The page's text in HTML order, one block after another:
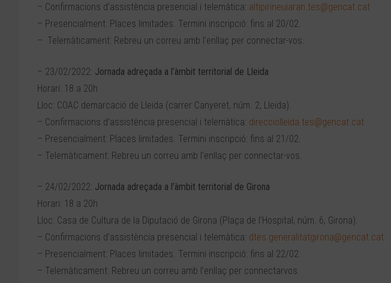
– Confirmacions d’assistència presencial i telemàtica: altipirineuiaran.tes@gencat.cat
– Presencialment: Places limitades. Termini inscripció: fins al 20/02.
– Telemàticament: Rebreu un correu amb l’enllaç per connectar-vos.
– 23/02/2022: Jornada adreçada a l’àmbit territorial de Lleida
Horari: 18 a 20h
Lloc: COAC demarcació de Lleida (carrer Canyeret, núm. 2, Lleida).
– Confirmacions d’assistència presencial i telemàtica: direcciolleida.tes@gencat.cat
– Presencialment: Places limitades. Termini inscripció: fins al 21/02.
– Telemàticament: Rebreu un correu amb l’enllaç per connectar-vos.
– 24/02/2022: Jornada adreçada a l’àmbit territorial de Girona
Horari: 18 a 20h
Lloc: Casa de Cultura de la Diputació de Girona (Plaça de l’Hospital, núm. 6, Girona).
– Confirmacions d’assistència presencial i telemàtica: dtes.generalitatgirona@gencat.cat
– Presencialment: Places limitades. Termini inscripció: fins al 22/02.
– Telemàticament: Rebreu un correu amb l’enllaç per connectarvos.